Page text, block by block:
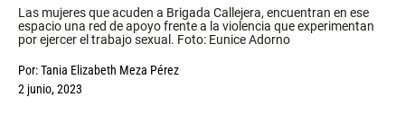
Las mujeres que acuden a Brigada Callejera, encuentran en ese
espacio una red de apoyo frente a la violencia que experimentan
por ejercer el trabajo sexual. Foto: Eunice Adorno
Por:Tania Elizabeth Meza Pérez
2 junio, 2023